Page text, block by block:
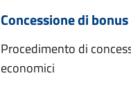
Concessione di
Procedimento di
economici